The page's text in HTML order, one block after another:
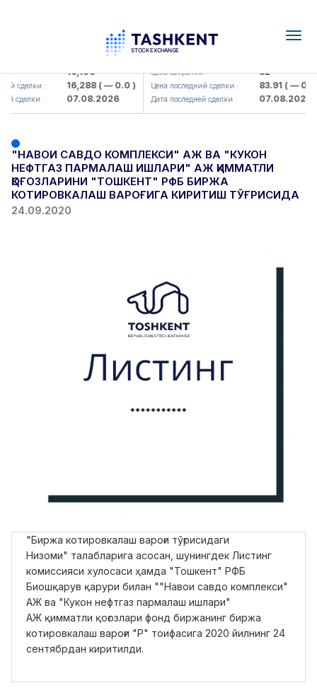
: 16,100
сделки : 16,288( — 0.0 )
сделки : 07.08.2026
KFSK (<Kafolat sug'urta
Цена закрытия : 82
Цена последний сделки : 83.91( — 0.0
Дата последней сделки : 07.08.2026
"НАВОИ САВДО КОМПЛЕКСИ" АЖ ВА "КУКОН
НЕФТГАЗ ПАРМАЛАШ ИШЛАРИ" АЖ ҚИММАТЛИ
ҚОҒОЗЛАРИНИ "ТОШКЕНТ" РФБ БИРЖА
КОТИРОВКАЛАШ ВАРОҒИГА КИРИТИШ ТЎҒРИСИДА
24.09.2020
"Биржа котировкалаш вароғи тўғрисидаги
Низоми" талабларига асосан, шунингдек Листинг
комиссияси хулосаси ҳамда "Тошкент" РФБ
Биошқарув қарури билан ""Навои савдо комплекси"
АЖ ва "Кукон нефтгаз пармалаш ишлари"
АЖ қимматли қоғозлари фонд биржанинг биржа
котировкалаш вароғи "P" тоифасига 2020 йилнинг 24
сентябрдан киритилди.